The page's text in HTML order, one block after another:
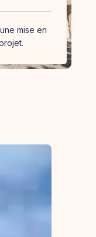
mise en